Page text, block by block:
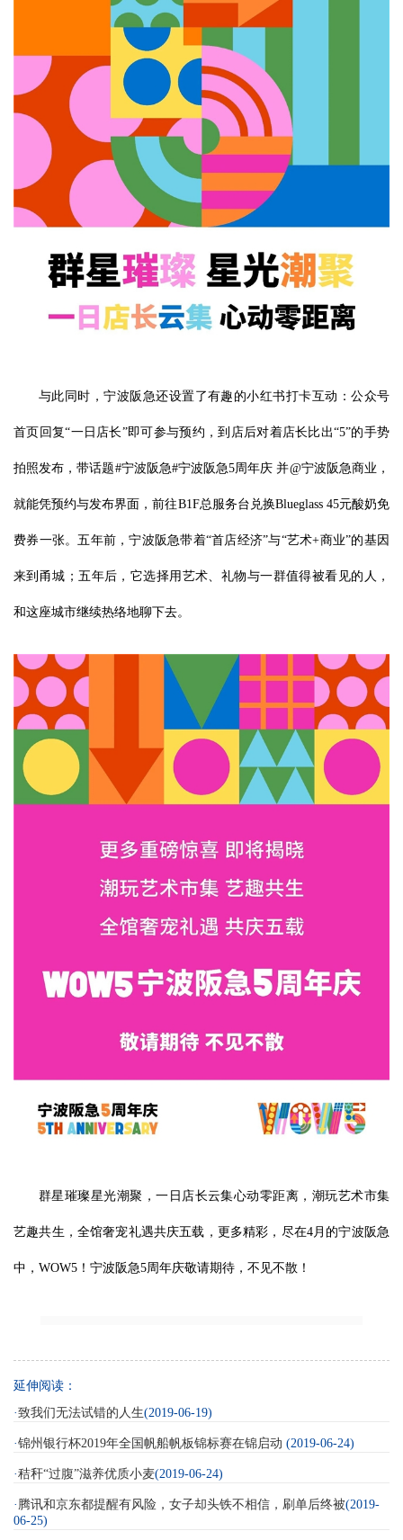
与此同时，宁波阪急还设置了有趣的小红书打卡互动：公众号
首页回复“一日店长”即可参与预约，到店后对着店长比出“5”的手势
拍照发布，带话题#宁波阪急#宁波阪急5周年庆 并@宁波阪急商业，
就能凭预约与发布界面，前往B1F总服务台兑换Blueglass 45元酸奶免
费券一张。五年前，宁波阪急带着“首店经济”与“艺术+商业”的基因
来到甬城；五年后，它选择用艺术、礼物与一群值得被看见的人，
和这座城市继续热络地聊下去。
群星璀璨星光潮聚，一日店长云集心动零距离，潮玩艺术市集
艺趣共生，全馆奢宠礼遇共庆五载，更多精彩，尽在4月的宁波阪急
中，WOW5！宁波阪急5周年庆敬请期待，不见不散！
延伸阅读：
·致我们无法试错的人生(2019-06-19)
·锦州银行杯2019年全国帆船帆板锦标赛在锦启动 (2019-06-24)
·秸秆“过腹”滋养优质小麦(2019-06-24)
· 腾讯和京东都提醒有风险，女子却头铁不相信，刷单后终被(2019-
06-25)